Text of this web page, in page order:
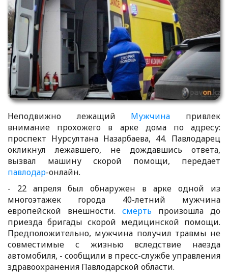
Неподвижно лежащий Мужчина привлек
внимание прохожего в арке дома по адресу:
проспект Нурсултана Назарбаева, 44. Павлодарец
окликнул лежавшего, не дождавшись ответа,
вызвал машину скорой помощи, передает
павлодар-онлайн.
- 22 апреля был обнаружен в арке одной из
многоэтажек города 40-летний мужчина
европейской внешности. смерть произошла до
приезда бригады скорой медицинской помощи.
Предположительно, мужчина получил травмы не
совместимые с жизнью вследствие наезда
автомобиля, - сообщили в пресс-службе управления
здравоохранения Павлодарской области.